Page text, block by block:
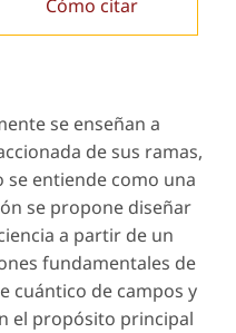
Cómo citar
se enseñan a
de sus ramas,
entiende como una
se propone diseñar
a partir de un
fundamentales de
cuántico de campos y
el propósito principal